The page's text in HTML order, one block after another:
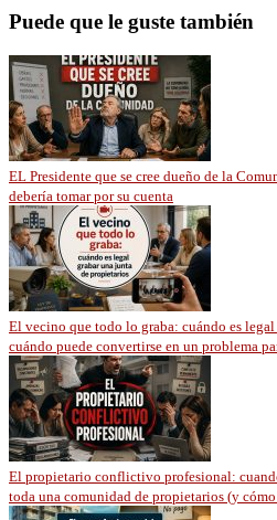
Puede que le guste también
EL Presidente que se cree dueño de la
debería tomar por su cuenta
El vecino que todo lo graba: cuándo es
cuándo puede convertirse en un problema
El propietario conflictivo profesional:
toda una comunidad de propietarios (y